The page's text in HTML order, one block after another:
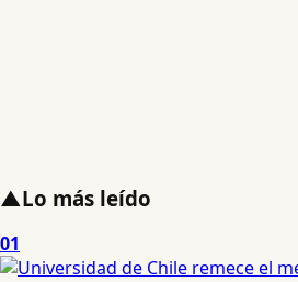
▲Lo más leído
01